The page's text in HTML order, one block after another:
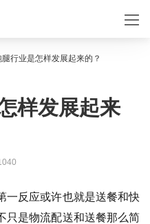
腿行业是怎样发展起来的？
样发展起来
一反应或许也就是送餐和快
只是物流配送和送餐那么简